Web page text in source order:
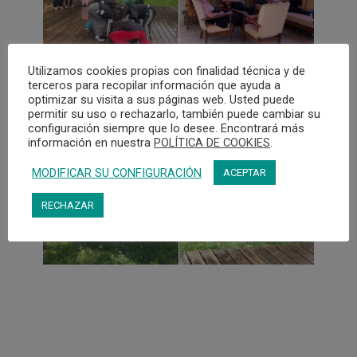
personajes supuestamente muy
diferentes a nuestra condición y a
culturales), tales como hombres, niños,
enfermos… o incluso llegando a mezclas
más abstractas: dios, paisaje, un
meteorito…Y también liberando en ello
atributos propios no demasiado valorados
como la cobardía, la resistencia, la
arrogancia, el cansancio… que mediante
potenciadores como el humor, brillan de
formas diferentes, propiciando esa
surge tantas veces de una mezcla entre
extrañeza e identificación .
Utilizamos cookies propias con finalidad técnica y de
terceros para recopilar información que ayuda a
optimizar su visita a sus páginas web. Usted puede
permitir su uso o rechazarlo, también puede cambiar su
configuración siempre que lo desee. Encontrará más
información en nuestra POLÍTICA DE COOKIES.
MODIFICAR SU CONFIGURACIÓN ACEPTAR
RECHAZAR